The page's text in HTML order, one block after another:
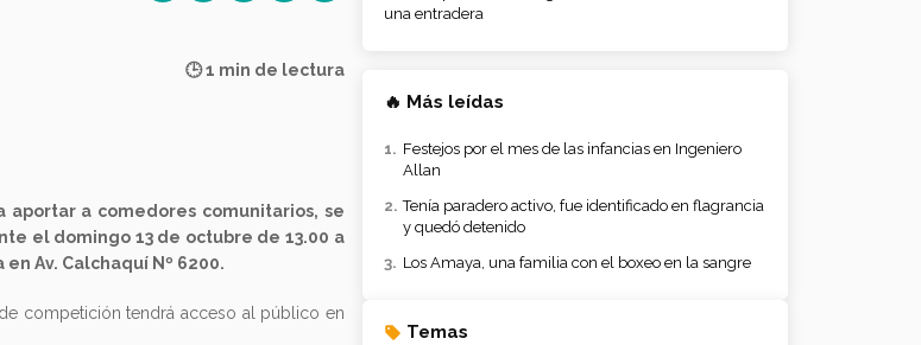
🕒 1 min de lectura
a comedores comunitarios, se
el domingo 13 de octubre de 13.00 a
Av. Calchaquí Nº 6200.
competición tendrá acceso al público en
una entradera
🔥 Más leídas
Festejos por el mes de las infancias en Ingeniero
Allan
Tenía paradero activo, fue identificado en flagrancia
y quedó detenido
Los Amaya, una familia con el boxeo en la sangre
Temas